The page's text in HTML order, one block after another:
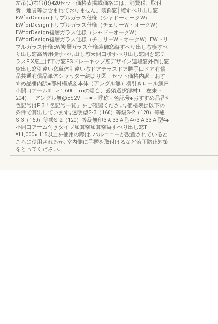
左吊(L)右吊(R)420セット価格表掲載価格には、消費税、取付
費、運賃等は含まれておりません。装飾窓│縦すべり出し窓
EWforDesignトリプルガラス仕様（シャドーオークW）
EWforDesignトリプルガラス仕様（チェリーW・オークW）
EWforDesign複層ガラス仕様（シャドーオークW）
EWforDesign複層ガラス仕様（チェリーW・オークW）EWトリ
プルガラス仕様EW複層ガラス仕様装飾窓縦すべり出し窓横すべ
り出し窓高所用横すべり出し窓大開口横すべり出し窓開き窓テ
ラスFIX窓上げ下げ窓FSドレーキップ窓デザイン連段窓外倒し窓
突出し窓引違い窓単体引違い窓ドアテラスドア勝手口ドア有償
品共通有償品単体シャッター納まり図：セット価格内訳：おす
すめ品番内訳●部材構成図本体（アングル無）横引きロール網戸
小開口アーム※H＞1,600mmの場合、必須選択部材T（在来・
204） アングル無@ES2VT－■－呼称－色記号●おすすめ品番※
色記号はP.3「色記号一覧」をご確認ください｡価格表は以下の
条件で算出しています｡透明型S-3（160）等級S-2（120）等級
S-3（160）等級S-2（120）等級無印3-A-33-A-型4○3-A-33-A-型4●
小開口アーム付きタイプ加算額加算額縦すべり出し窓T+
¥11,000●H15以上を使用の際は､バルコニーが設置されていると
ころに使用されるか､室内側に手摺を取付けるなど落下防止対策
をとってください｡